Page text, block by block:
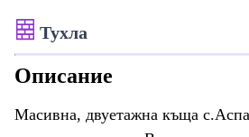
Тухла
Описание
Масивна, двуетажна къща